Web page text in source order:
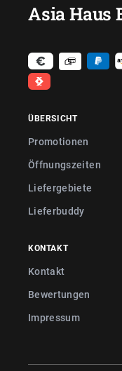
Asia Haus
ÜBERSICHT
Promotionen
Öffnungszeiten
Liefergebiete
Lieferbuddy
KONTAKT
Kontakt
Bewertungen
Impressum